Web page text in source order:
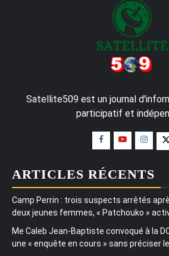
Satellite509 est un journal
participatif et
ARTICLES RÉCENTS
Camp Perrin : trois suspects arrêtés
deux jeunes femmes, « Patchouko »
Me Caleb Jean-Baptiste convoqué à la
une « enquête en cours » sans préciser